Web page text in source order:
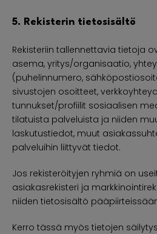
5. Rekisterin tietosisältö
Rekisteriin tallennettavia tietoja
asema, yritys/organisaatio,
(puhelinnumero,
sivustojen osoitteet,
tunnukset/profiilit sosiaalisen
tilatuista palveluista ja niiden
laskutustiedot, muut
palveluihin liittyvät tiedot.
Jos rekisteröityjen ryhmiä on
asiakasrekisteri ja
niiden tietosisältö
Kerro tässä myös tietojen